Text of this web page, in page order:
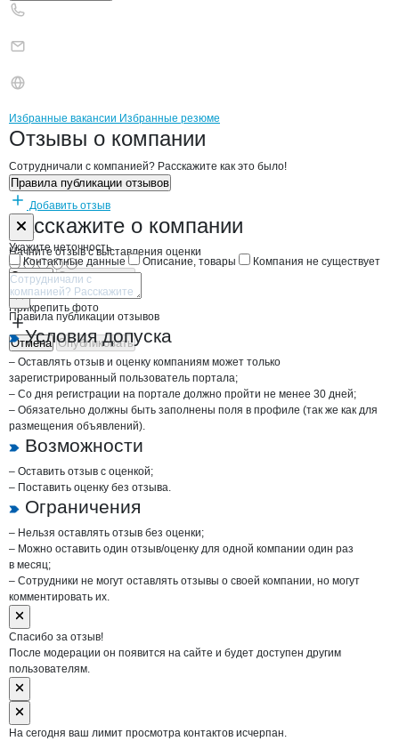
Брендыкомпани БИТЛЕВ Г.М.
Вакансии вБИТЛЕВ Г.М.
Избранные вакансии Избранные резюме
Новости oБИТЛЕВ Г.М., КФХ
Отзывы о компании
Сотрудничали с компанией? Расскажите как это было!
Правила публикации отзывов
Добавить отзыв
Расскажите о компании
Начните отзыв с выставления оценки
Прикрепить фото
Отмена Опубликовать
Форма обратной связи о неточностях
Укажите неточность
Контактные данные
Описание, товары Компания не существует
Отмена Опубликовать
Правила публикации отзывов
Условия допуска
– Оставлять отзыв и оценку компаниям может только
зарегистрированный пользователь портала;
– Со дня регистрации на портале должно пройти не менее 30 дней;
– Обязательно должны быть заполнены поля в профиле (так же как для
размещения объявлений).
Возможности
– Оставить отзыв с оценкой;
– Поставить оценку без отзыва.
Ограничения
– Нельзя оставлять отзыв без оценки;
– Можно оставить один отзыв/оценку для одной компании один раз
в месяц;
– Сотрудники не могут оставлять отзывы о своей компании, но могут
комментировать их.
Спасибо за отзыв!
После модерации он появится на сайте и будет доступен другим
пользователям.
На сегодня ваш лимит просмотра контактов исчерпан.